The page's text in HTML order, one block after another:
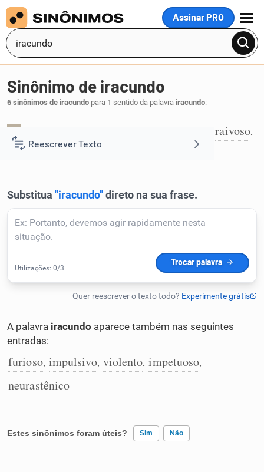
Assinar PRO
MENU
Reescrever Texto
Corrigir Texto
Detector de IA
Cata-letras
Caça-palavras
Sinônimo de iracundo
6 sinônimos de iracundo para 1 sentido da palavra iracundo:
raivoso,
torvo
A palavra iracundo aparece também nas seguintes
entradas:
furioso, impulsivo, violento, impetuoso,
neurastênico
Estes sinônimos foram úteis? Sim Não